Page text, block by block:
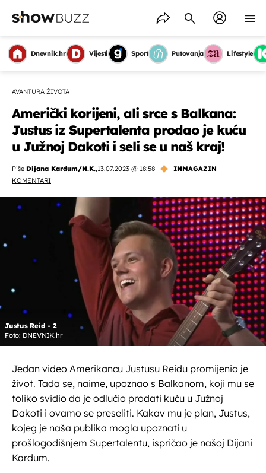
Dnevnik.hr Vijesti Sport Putovanja Lifestyle
AVANTURA ŽIVOTA
Američki korijeni, ali srce s Balkana:
Justus iz Supertalenta prodao je kuću
u Južnoj Dakoti i seli se u naš kraj!
Piše Dijana Kardum/N.K.,13.07.2023 @ 18:58
INMAGAZIN
KOMENTARI
Justus Reid - 2
Foto: DNEVNIK.hr
Jedan video Amerikancu Justusu Reidu promijenio je
život. Tada se, naime, upoznao s Balkanom, koji mu se
toliko svidio da je odlučio prodati kuću u Južnoj
Dakoti i ovamo se preseliti. Kakav mu je plan, Justus,
kojeg je naša publika mogla upoznati u
prošlogodišnjem Supertalentu, ispričao je našoj Dijani
Kardum.
OMOGUĆI OBAVIJESTI